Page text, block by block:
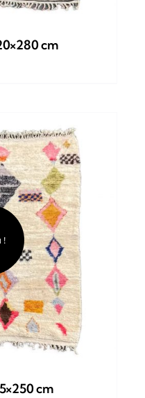
cm
!
cm